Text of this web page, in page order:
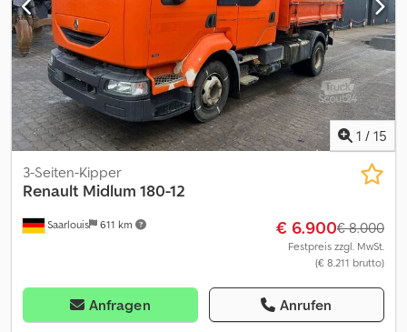
1 / 15
Saarlouis 611 km
3-Seiten-Kipper
Renault Midlum 180-12
€ 6.900€ 8.000
Festpreis zzgl. MwSt.
(€ 8.211 brutto)
Anfragen Anrufen